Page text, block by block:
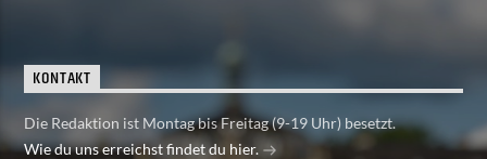
KONTAKT
Die Redaktion ist Montag bis Freitag (9-19 Uhr) besetzt.
Wie du uns erreichst findet du hier.